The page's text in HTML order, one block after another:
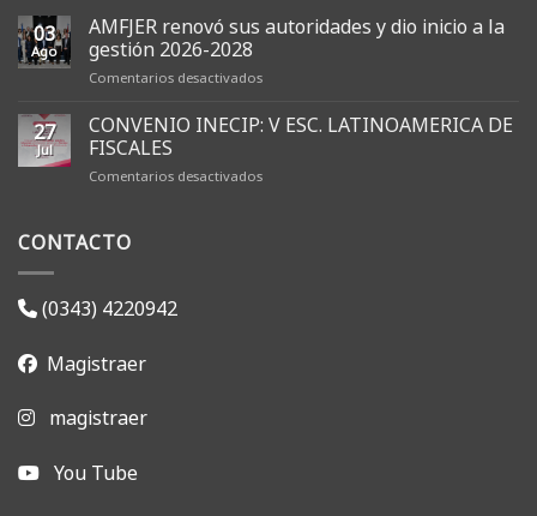
03
Ago
AMFJER renovó sus autoridades y dio inicio a la
gestión 2026-2028
Comentarios desactivadosen
renovó
sus
y
27
Jul
CONVENIO INECIP: V ESC. LATINOAMERICA DE
FISCALES
Comentarios desactivadosen
CONTACTO
(0343) 4220942
Magistraer
magistraer
You Tube